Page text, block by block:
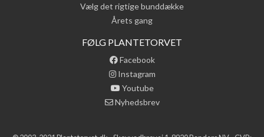
Vælg det rigtige bunddække
Årets gang
FØLG PLANTETORVET
Facebook
Instagram
Youtube
Nyhedsbrev